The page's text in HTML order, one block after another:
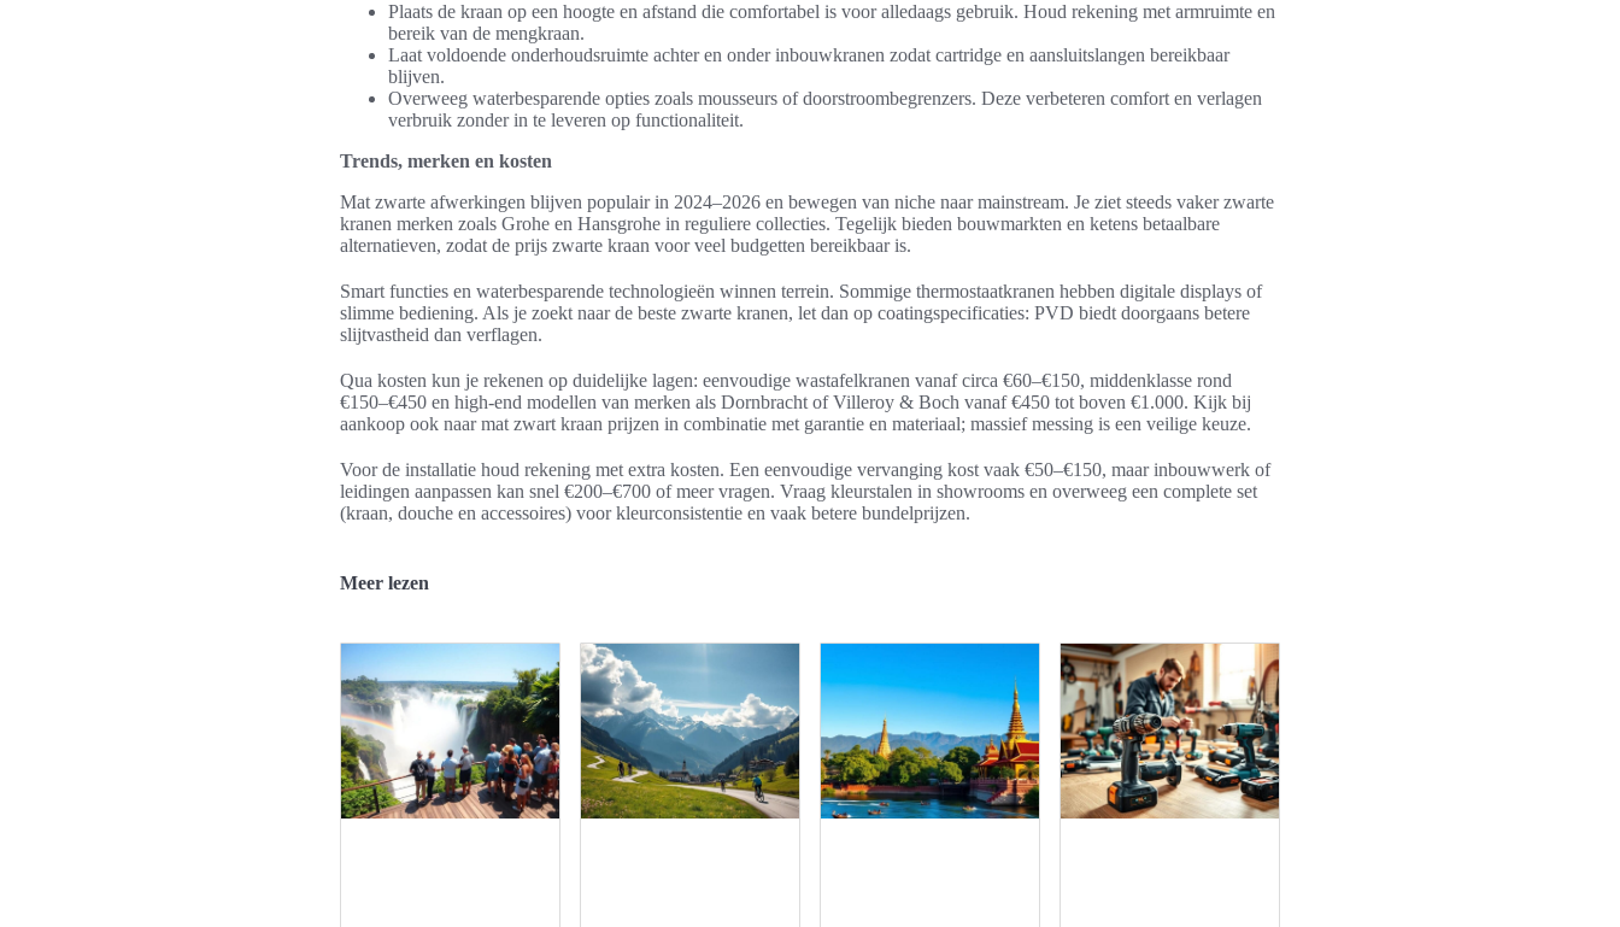
Plaats de kraan op een hoogte en afstand die comfortabel is voor alledaags gebruik. Houd rekening met armruimte en
bereik van de mengkraan.
Laat voldoende onderhoudsruimte achter en onder inbouwkranen zodat cartridge en aansluitslangen bereikbaar
blijven.
Overweeg waterbesparende opties zoals mousseurs of doorstroombegrenzers. Deze verbeteren comfort en verlagen
verbruik zonder in te leveren op functionaliteit.
Trends, merken en kosten
Mat zwarte afwerkingen blijven populair in 2024–2026 en bewegen van niche naar mainstream. Je ziet steeds vaker zwarte
kranen merken zoals Grohe en Hansgrohe in reguliere collecties. Tegelijk bieden bouwmarkten en ketens betaalbare
alternatieven, zodat de prijs zwarte kraan voor veel budgetten bereikbaar is.
Smart functies en waterbesparende technologieën winnen terrein. Sommige thermostaatkranen hebben digitale displays of
slimme bediening. Als je zoekt naar de beste zwarte kranen, let dan op coatingspecificaties: PVD biedt doorgaans betere
slijtvastheid dan verflagen.
Qua kosten kun je rekenen op duidelijke lagen: eenvoudige wastafelkranen vanaf circa €60–€150, middenklasse rond
€150–€450 en high-end modellen van merken als Dornbracht of Villeroy & Boch vanaf €450 tot boven €1.000. Kijk bij
aankoop ook naar mat zwart kraan prijzen in combinatie met garantie en materiaal; massief messing is een veilige keuze.
Voor de installatie houd rekening met extra kosten. Een eenvoudige vervanging kost vaak €50–€150, maar inbouwwerk of
leidingen aanpassen kan snel €200–€700 of meer vragen. Vraag kleurstalen in showrooms en overweeg een complete set
(kraan, douche en accessoires) voor kleurconsistentie en vaak betere bundelprijzen.
Meer lezen